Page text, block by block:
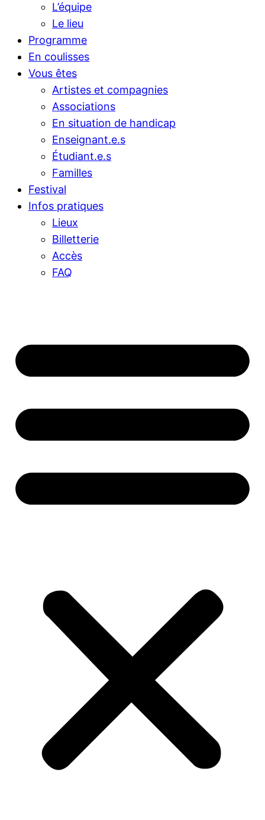
L’équipe
Le lieu
Programme
En coulisses
Vous êtes
Artistes et compagnies
Associations
En situation de handicap
Enseignant.e.s
Étudiant.e.s
Familles
Festival
Infos pratiques
Lieux
Billetterie
Accès
FAQ